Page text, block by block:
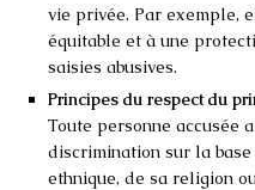
vie privée. Par exemple,
équitable et à une
saisies abusives.
Principes du respect du
Toute personne accusée
discrimination sur la
ethnique, de sa religion